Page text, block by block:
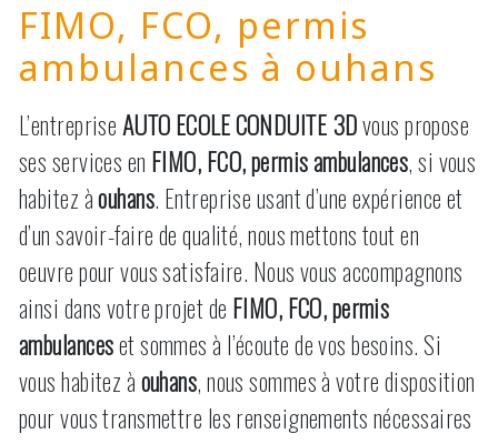
FIMO, FCO, permis
ambulances à ouhans
L’entreprise AUTO ECOLE CONDUITE 3Dvous propose
ses services en FIMO, FCO, permis ambulances, si vous
habitez àouhans. Entreprise usant d’une expérience et
d’un savoir-faire de qualité, nous mettons tout en
oeuvre pour vous satisfaire. Nous vous accompagnons
ainsi dans votre projet de FIMO, FCO, permis
ambulanceset sommes à l’écoute de vos besoins. Si
vous habitez àouhans, nous sommes à votre disposition
pour vous transmettre les renseignements nécessaires